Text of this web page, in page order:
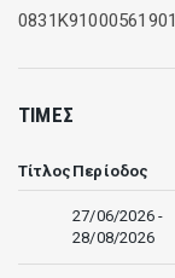
0831Κ91000561901
ΤΙΜΈΣ
Τίτλος Περίοδος
27/06/2026 -
28/08/2026